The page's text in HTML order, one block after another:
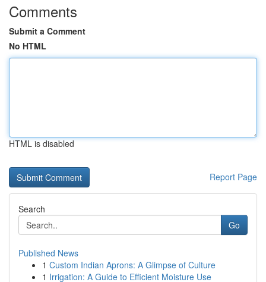
Comments
Submit a Comment
No HTML
HTML is disabled
Report Page
Search
Go
Published News
1 Custom Indian Aprons: A Glimpse of Culture
1 Irrigation: A Guide to Efficient Moisture Use